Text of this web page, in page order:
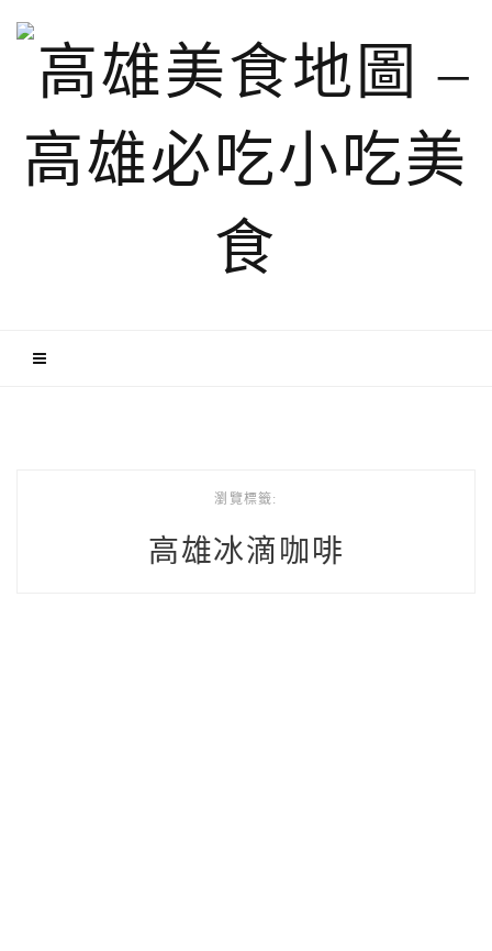
瀏覽標籤:
高雄冰滴咖啡